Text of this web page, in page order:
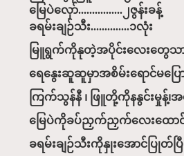
မြေပဲလှော်................၂ဇွန်းခန့်
ခရမ်းချဉ်သီး..............၁လုံး
မြူရွက်ကိုနုတဲ့အပိုင်းလေးတွေသာရွ
ရေနွေးဆူဆူမှာအစိမ်းရောင်မပြော
ကြက်သွန်နီ ၊ ဖြူတို့ကိုနနွင်းမှုန့်၊
မြေပဲကိုခပ်ညှက်ညှက်လေးထောင်း
ခရမ်းချဉ်သီးကိုနှုးအောင်ပြုတ်ပ